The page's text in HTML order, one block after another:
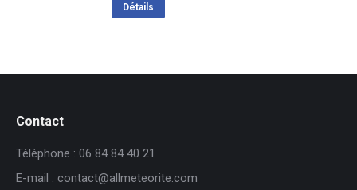
Détails
Contact
Téléphone : 06 84 84 40 21
E-mail : contact@allmeteorite.com